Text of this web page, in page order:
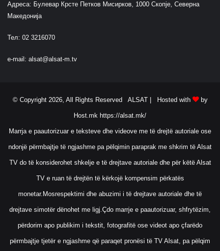
Адреса: Булевар Крсте Петков Мисирков, 1000 Скопје, Северна
Македонија
Тел: 02 3216070
e-mail: alsat@alsat-m.tv
© Copyright 2026, All Rights Reserved ALSAT | Hosted with by
Host.mk https://alsat.mk/
Marrja e paautorizuar e teksteve dhe videove me të drejtë autoriale ose
ndonjë përmbajtje të ngjashme pa pëlqimin paraprak me shkrim të Alsat
TV do të konsiderohet shkelje e të drejtave autoriale dhe për këtë Alsat
TV e ruan të drejtën të kërkojë kompensim përkatës
monetar.Mosrespektimi dhe abuzimi i të drejtave autoriale dhe të
drejtave simotër dënohet me ligj.Çdo marrje e paautorizuar, shfrytëzim,
përdorim apo publikim i tekstit, fotografitë ose videot apo çfarëdo
përmbajtje tjetër e ngjashme që paraqet pronësi të TV Alsat, pa pëlqim